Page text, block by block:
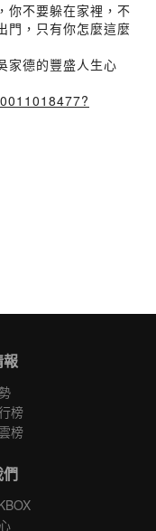
你不要躲在家裡，不
門，只有你怎麼這麼
家德的豐盛人生心
榜
榜